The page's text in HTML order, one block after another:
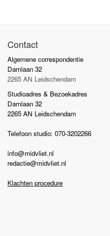
Contact
Algemene correspondentie
Damlaan 32
2265 AN Leidschendam
Studioadres & Bezoekadres
Damlaan 32
2265 AN Leidschendam
Telefoon studio: 070-3202266
info@midvliet.nl
redactie@midvliet.nl
Klachten procedure